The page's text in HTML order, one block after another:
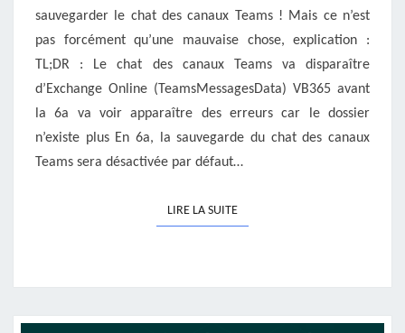
sauvegarder le chat des canaux Teams ! Mais ce n’est
pas forcément qu’une mauvaise chose, explication :
TL;DR : Le chat des canaux Teams va disparaître
d’Exchange Online (TeamsMessagesData) VB365 avant
la 6a va voir apparaître des erreurs car le dossier
n’existe plus En 6a, la sauvegarde du chat des canaux
Teams sera désactivée par défaut…
LIRE LA SUITELIRE LA SUITE